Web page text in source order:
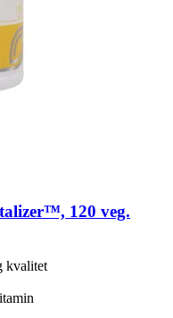
120 veg.
kvalitet